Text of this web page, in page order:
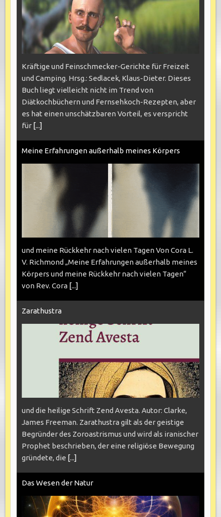
Kräftige und Feinschmecker-Gerichte für Freizeit
und Camping. Hrsg.: Sedlacek, Klaus-Dieter. Dieses
Buch liegt vielleicht nicht im Trend von
Diätkochbüchern und Fernsehkoch-Rezepten, aber
es hat einen unschätzbaren Vorteil, es verspricht
für [...]
Meine Erfahrungen außerhalb meines Körpers
und meine Rückkehr nach vielen Tagen Von Cora L.
V. Richmond „Meine Erfahrungen außerhalb meines
Körpers und meine Rückkehr nach vielen Tagen“
von Rev. Cora [...]
Zarathustra
und die heilige Schrift Zend Avesta. Autor: Clarke,
James Freeman. Zarathustra gilt als der geistige
Begründer des Zoroastrismus und wird als iranischer
Prophet beschrieben, der eine religiöse Bewegung
gründete, die [...]
Das Wesen der Natur